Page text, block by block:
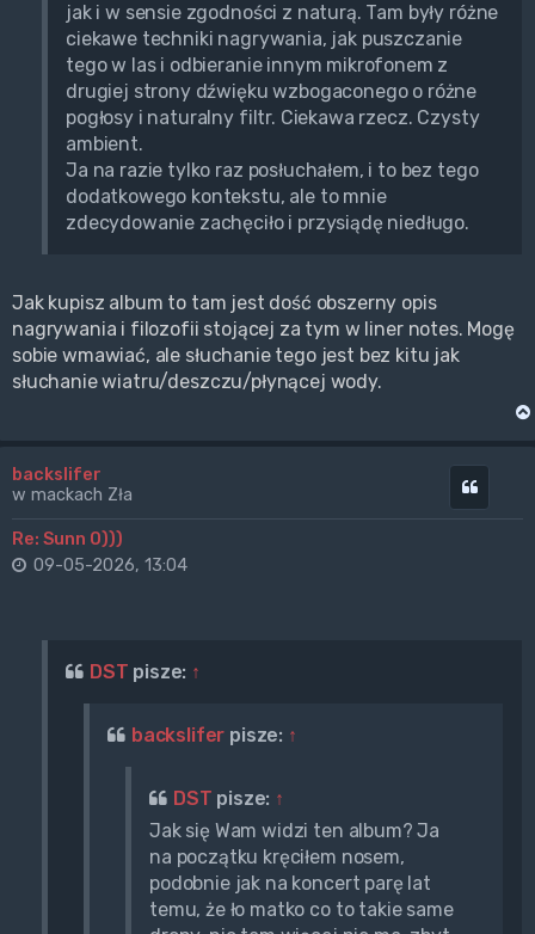
jak i w sensie zgodności z naturą. Tam były różne
ciekawe techniki nagrywania, jak puszczanie
tego w las i odbieranie innym mikrofonem z
drugiej strony dźwięku wzbogaconego o różne
pogłosy i naturalny filtr. Ciekawa rzecz. Czysty
ambient.
Ja na razie tylko raz posłuchałem, i to bez tego
dodatkowego kontekstu, ale to mnie
zdecydowanie zachęciło i przysiądę niedługo.
Jak kupisz album to tam jest dość obszerny opis
nagrywania i filozofii stojącej za tym w liner notes. Mogę
sobie wmawiać, ale słuchanie tego jest bez kitu jak
słuchanie wiatru/deszczu/płynącej wody.
backslifer
w mackach Zła
Re: Sunn O)))
09-05-2026, 13:04
DST pisze: ↑
backslifer pisze: ↑
DST pisze: ↑
Jak się Wam widzi ten album? Ja
na początku kręciłem nosem,
podobnie jak na koncert parę lat
temu, że ło matko co to takie same